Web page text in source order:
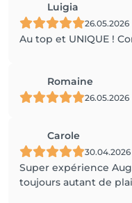
Luigia
26.05.2026
Au top et UNIQUE !
Romaine
26.05.2026
Carole
30.04.2026
Super expérience
toujours autant de